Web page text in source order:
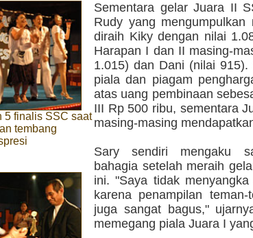
5 finalis SSC saat
tembang
Sementara gelar Juara II
Rudy yang
diraih Kiky dengan nilai
Harapan I dan II masing-
1.015) dan Dani (nilai 915).
piala dan piagam
atas uang pembinaan
III Rp 500 ribu, sementara
masing-masing
Sary sendiri mengaku
bahagia setelah meraih
ini. "Saya tidak
karena penampilan
juga sangat bagus,"
memegang piala Juara I